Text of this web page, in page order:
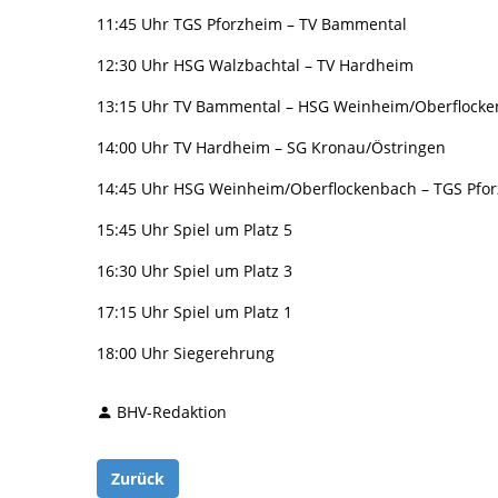
11:45 Uhr TGS Pforzheim – TV Bammental
12:30 Uhr HSG Walzbachtal – TV Hardheim
13:15 Uhr TV Bammental – HSG Weinheim/
14:00 Uhr TV Hardheim – SG Kronau/Östringen
14:45 Uhr HSG Weinheim/Oberflockenbach – TGS
15:45 Uhr Spiel um Platz 5
16:30 Uhr Spiel um Platz 3
17:15 Uhr Spiel um Platz 1
18:00 Uhr Siegerehrung
BHV-Redaktion
Zurück